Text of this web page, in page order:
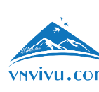
dung